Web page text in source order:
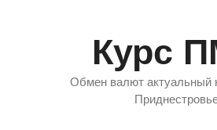
Курс
Обмен валют актуальный